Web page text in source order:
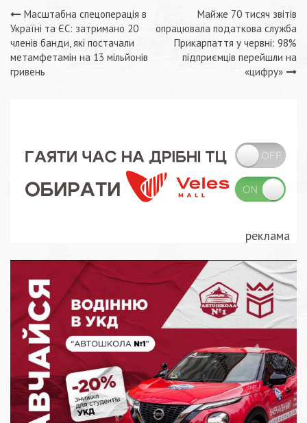
Навігація
записів
Масштабна спецоперація в
Україні та ЄС: затримано 20
членів банди, які постачали
метамфетамін на 13 мільйонів
гривень
Майже 70 тисяч звітів
опрацювала податкова служба
Прикарпаття у червні: 98%
підприємців перейшли на
«цифру»